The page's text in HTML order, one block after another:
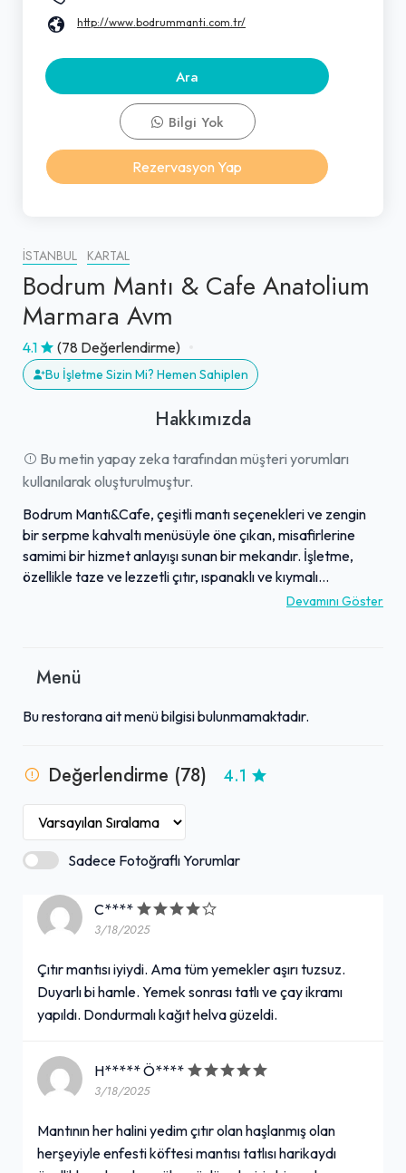
İSTANBUL KARTAL
Bodrum Mantı & Cafe Anatolium
Marmara Avm
4.1 (78 Değerlendirme)
Bu İşletme Sizin Mi? Hemen Sahiplen
Hakkımızda
Bu metin yapay zeka tarafından müşteri yorumları
kullanılarak oluşturulmuştur.
Bodrum Mantı&Cafe, çeşitli mantı seçenekleri ve zengin
bir serpme kahvaltı menüsüyle öne çıkan, misafirlerine
samimi bir hizmet anlayışı sunan bir mekandır. İşletme,
özellikle taze ve lezzetli çıtır, ıspanaklı ve kıymalı
mantılarıyla büyük beğeni toplarken, hamburger gibi farklı
vurgulanmaktadır. Hızlı servis, titiz hijyen anlayışı ve ikram
detaylar, misafir deneyimini daha da özel kılmaktadır.
misafirlerine ev sıcaklığında, keyifli ve unutulmaz anlar
yaşatmaktadır.
Devamını Göster
Menü
Bu restorana ait menü bilgisi bulunmamaktadır.
Değerlendirme (78) 4.1
Sadece Fotoğraflı Yorumlar
C****
3/18/2025
Çıtır mantısı iyiydi. Ama tüm yemekler aşırı tuzsuz.
Duyarlı bi hamle. Yemek sonrası tatlı ve çay ikramı
yapıldı. Dondurmalı kağıt helva güzeldi.
H***** Ö****
3/18/2025
Mantının her halini yedim çıtır olan haşlanmış olan
herşeyiyle enfesti köftesi mantısı tatlısı harikaydı
http://www.bodrummanti.com.tr/
Ara
Bilgi Yok
Rezervasyon Yap